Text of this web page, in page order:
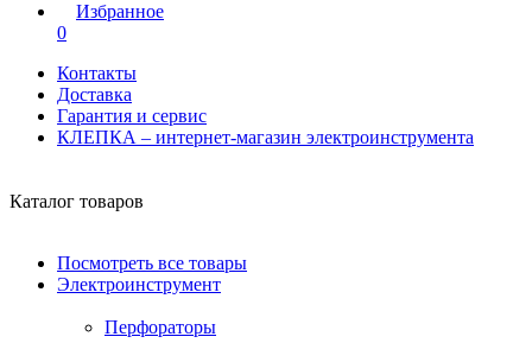
Избранное
0
Контакты
Доставка
Гарантия и сервис
КЛЕПКА – интернет-магазин электроинструмента
Каталог товаров
Посмотреть все товары
Электроинструмент
Перфораторы